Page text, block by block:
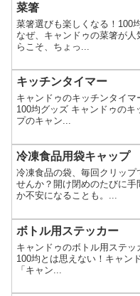
菜箸
菜箸選びも楽しくなる！100
なぜ、キャンドゥの菜箸が
らこそ、ちょっ...
キッチンタイマー
キャンドゥのキッチンタイ
100均グッズ キャンドゥのキ
プのキャン...
冷凍食品用袋キャップ
冷凍食品の袋、毎回クリッ
せんか？開け閉めのたびに
か不安になることも。...
ボトル用ステッカー
キャンドゥのボトル用ステッ
100均とは思えない！キャン
「キャン...